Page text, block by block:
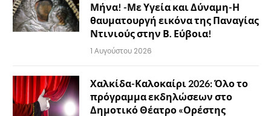
Μήνα! -Με Υγεία και Δύναμη-Η
θαυματουργή εικόνα της Παναγίας
Ντινιούς στην Β. Εύβοια!
1 Αυγούστου 2026
Χαλκίδα-Καλοκαίρι 2026: Όλο το
πρόγραμμα εκδηλώσεων στο
Δημοτικό Θέατρο «Ορέστης